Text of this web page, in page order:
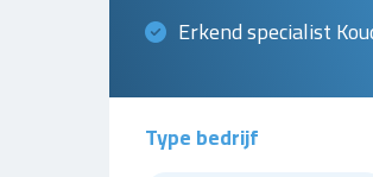
Erkend specialist
Type bedrijf